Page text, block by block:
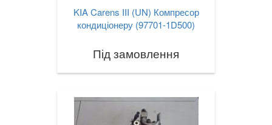
KIA Carens III (UN) Компресор
кондиціонеру (97701-1D500)
Під замовлення